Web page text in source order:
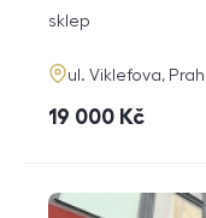
funkce
sklep
adresa
ul. Viklefova,
cena
19 000 Kč